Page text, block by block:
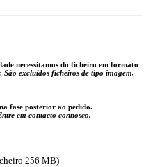
necessitamos do ficheiro em formato
São excluídos ficheiros de tipo imagem,
fase posterior ao pedido.
em contacto connosco.
256 MB)